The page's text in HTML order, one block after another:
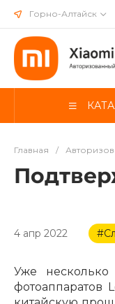
Горно-Алтайск
Главная /
4 апр 2022
Уже
фотоаппаратов